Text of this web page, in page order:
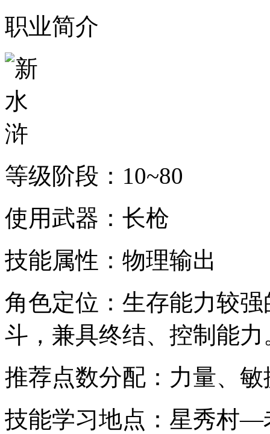
职业简介
等级阶段：10~80
使用武器：长枪
技能属性：物理输出
角色定位：生存能力较
斗，兼具终结、控制能力
推荐点数分配：力量、
技能学习地点：星秀村—